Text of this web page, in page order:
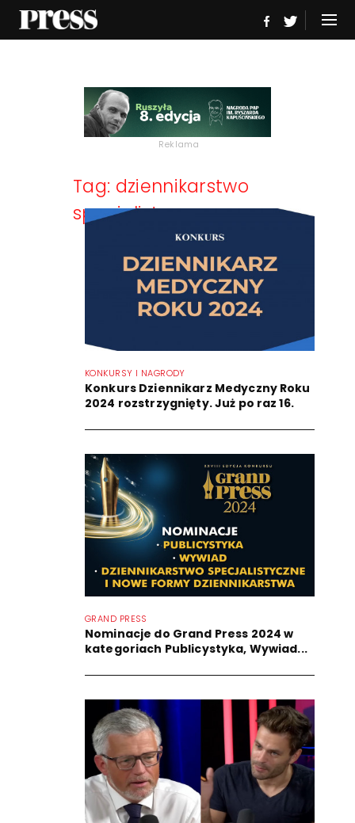
Reklama
Tag: dziennikarstwo
specjalistyczne
KONKURSY I NAGRODY
Konkurs Dziennikarz Medyczny Roku
2024 rozstrzygnięty. Już po raz 16.
GRAND PRESS
Nominacje do Grand Press 2024 w
kategoriach Publicystyka, Wywiad...